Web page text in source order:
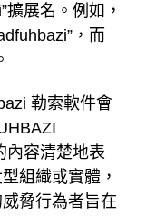
展名。例如，
，而
勒索軟件會
內容清楚地表
組織或實體，
脅行為者旨在